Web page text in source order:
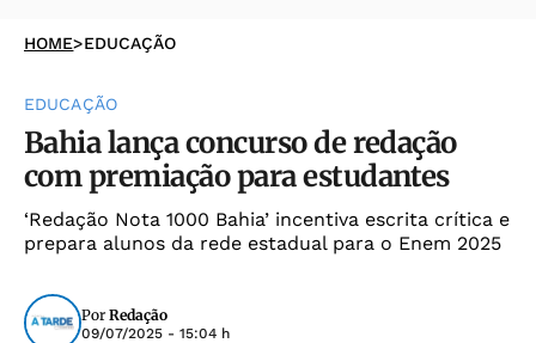
HOME>EDUCAÇÃO
EDUCAÇÃO
Bahia lança concurso de redação
com premiação para estudantes
‘Redação Nota 1000 Bahia’ incentiva escrita crítica e
prepara alunos da rede estadual para o Enem 2025
Por Redação
09/07/2025 - 15:04 h